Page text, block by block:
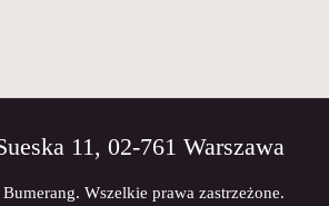
11, 02-761 Warszawa
Wszelkie prawa zastrzeżone.